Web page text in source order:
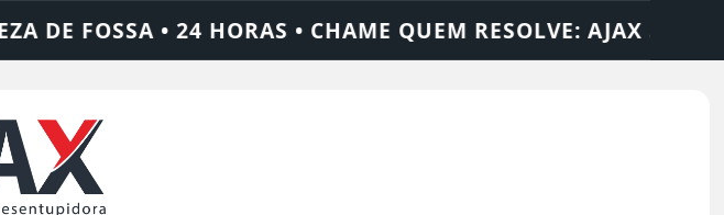
RESOLVE: AJAX SOLUÇÕES DEDETIZADORA •